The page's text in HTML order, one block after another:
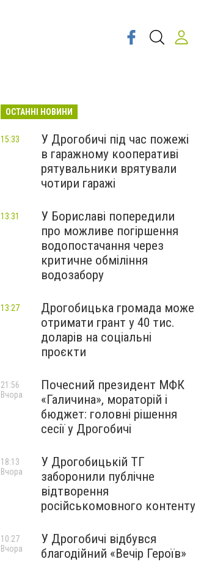
ОСТАННІ НОВИНИ
У Дрогобичі під час пожежі
в гаражному кооперативі
рятувальники врятували
чотири гаражі
15:33
У Бориславі попередили
про можливе погіршення
водопостачання через
критичне обміління
водозабору
13:31
Дрогобицька громада може
отримати грант у 40 тис.
доларів на соціальні
проєкти
13:27
Почесний президент МФК
«Галичина», мораторій і
бюджет: головні рішення
сесії у Дрогобичі
21:56
Вчора
У Дрогобицькій ТГ
заборонили публічне
відтворення
російськомовного контенту
18:13
Вчора
У Дрогобичі відбувся
благодійний «Вечір Героїв»
10:27
Вчора